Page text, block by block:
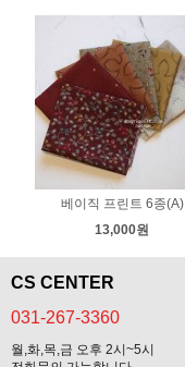
베이직 프린트 6종(A)
13,000원
CS CENTER
031-267-3360
월,화,목,금 오후 2시~5시